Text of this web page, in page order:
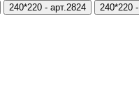
240*220 - арт.2824 240*220 -